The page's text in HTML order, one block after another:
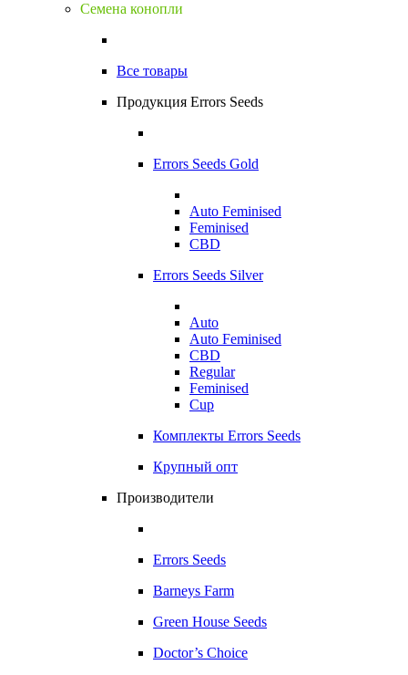
Семена конопли
Все товары
Продукция Errors Seeds
Errors Seeds Gold
Auto Feminised
Feminised
CBD
Errors Seeds Silver
Auto
Auto Feminised
CBD
Regular
Feminised
Cup
Комплекты Errors Seeds
Крупный опт
Производители
Errors Seeds
Barneys Farm
Green House Seeds
Doctor’s Choice